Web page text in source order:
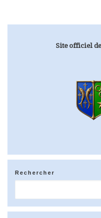
Site officiel
Rechercher